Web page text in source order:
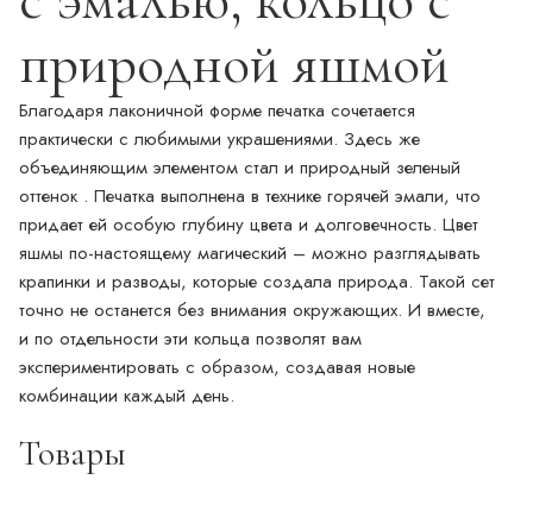
природной яшмой
Благодаря лаконичной форме печатка сочетается
практически с любимыми украшениями. Здесь же
объединяющим элементом стал и природный зеленый
оттенок . Печатка выполнена в технике горячей эмали, что
придает ей особую глубину цвета и долговечность. Цвет
яшмы по-настоящему магический – можно разглядывать
крапинки и разводы, которые создала природа. Такой сет
точно не останется без внимания окружающих. И вместе,
и по отдельности эти кольца позволят вам
экспериментировать с образом, создавая новые
комбинации каждый день.
Товары